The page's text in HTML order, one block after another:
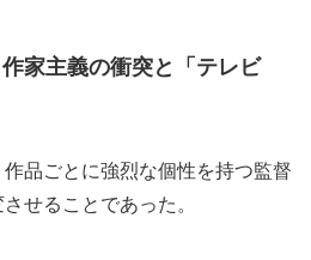
家主義の衝突と「テレビ
品ごとに強烈な個性を持つ監督
せることであった。